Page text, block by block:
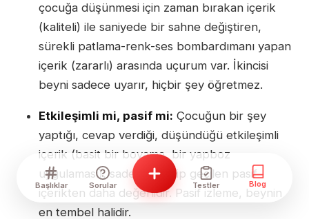
çocuğa düşünmesi için zaman bırakan içerik
(kaliteli) ile saniyede bir sahne değiştiren,
sürekli patlama-renk-ses bombardımanı yapan
içerik (zararlı) arasında uçurum var. İkincisi
beyni sadece uyarır, hiçbir şey öğretmez.
Etkileşimli mi, pasif mi: Çocuğun bir şey
yaptığı, cevap verdiği, düşündüğü etkileşimli
içerik (basit bir boyama, bir yapboz
uygulaması), sadece izlenip geçilen pasif
içerikten daha değerlidir. Pasif izleme, beynin
en tembel halidir.
Başlıklar Sorular Testler Blog